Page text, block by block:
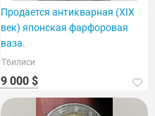
Продается антикварная (XIX
век) японская фарфоровая
ваза.
Тбилиси
9 000 $